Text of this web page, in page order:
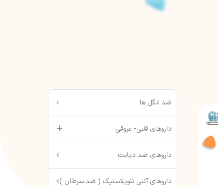
ضد انگل ها
داروهای قلبی- عروقی
داروهای ضد دیابت
داروهای آنتی نئوپلاستیک ( ضد سرطان )